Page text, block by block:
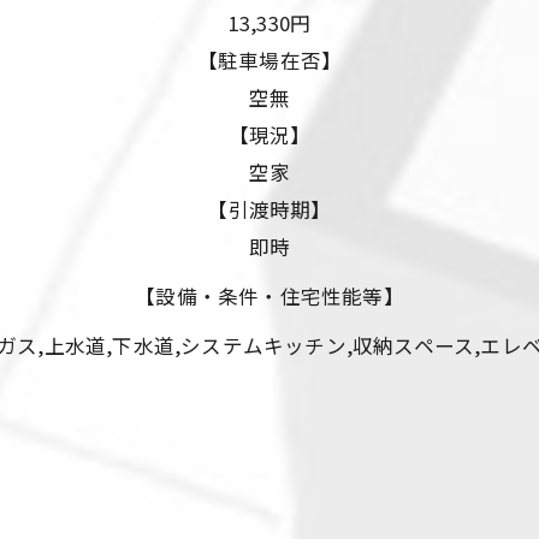
13,330円
【駐車場在否】
空無
【現況】
空家
【引渡時期】
即時
【設備・条件・住宅性能等】
ス,上水道,下水道,システムキッチン,収納スペース,エレ